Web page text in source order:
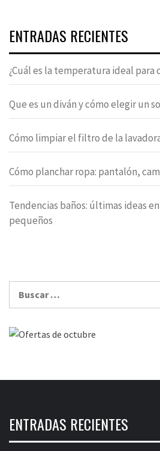
ENTRADAS RECIENTES
¿Cuál es la temperatura ideal para
Que es un diván y cómo elegir un
Cómo limpiar el filtro de la
Cómo planchar ropa: pantalón,
Tendencias baños: últimas ideas
pequeños
ENTRADAS RECIENTES